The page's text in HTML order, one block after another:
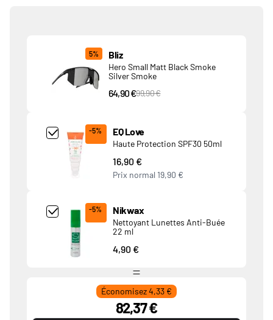
5% Bliz
Hero Small Matt Black Smoke
Silver Smoke
64,90 €PVC Price
99,90 €
Add Product MjQ4MTk= undefined
-5% EQ Love
Haute Protection SPF30 50ml
16,90 €
Prix normal 19,90 €
Add Product MjkwNDA= undefined
-5% Nikwax
Nettoyant Lunettes Anti-Buée
22 ml
4,90 €
Économisez 4,33 €
82,37 €